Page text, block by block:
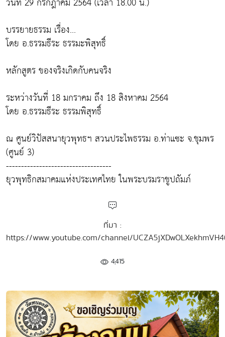
บรรยายธรรม เรื่อง...
โดย อ.ธรรมธีระ ธรรมะพิสุทธิ์
หลักสูตร ของจริงเกิดกับคนจริง
ระหว่างวันที่ 18 มกราคม ถึง 18 สิงหาคม 2564
โดย อ.ธรรมธีระ ธรรมพิสุทธิ์
ณ ศูนย์วิปัสสนายุวพุทธฯ สวนประไพธรรม อ.ท่าแซะ จ.ชุมพร
(ศูนย์ 3)
-----------------------------------
ยุวพุทธิกสมาคมแห่งประเทศไทย ในพระบรมราชูปถัมภ์
ที่มา :
https://www.youtube.com/channel/
4,415